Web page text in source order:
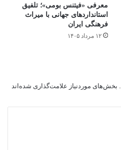
معرفی «فیتنس بومی»؛ تلفیق
استانداردهای جهانی با میراث
فرهنگی ایران
۱۲ مرداد ۱۴۰۵
بخش‌های موردنیاز علامت‌گذاری شده‌اند